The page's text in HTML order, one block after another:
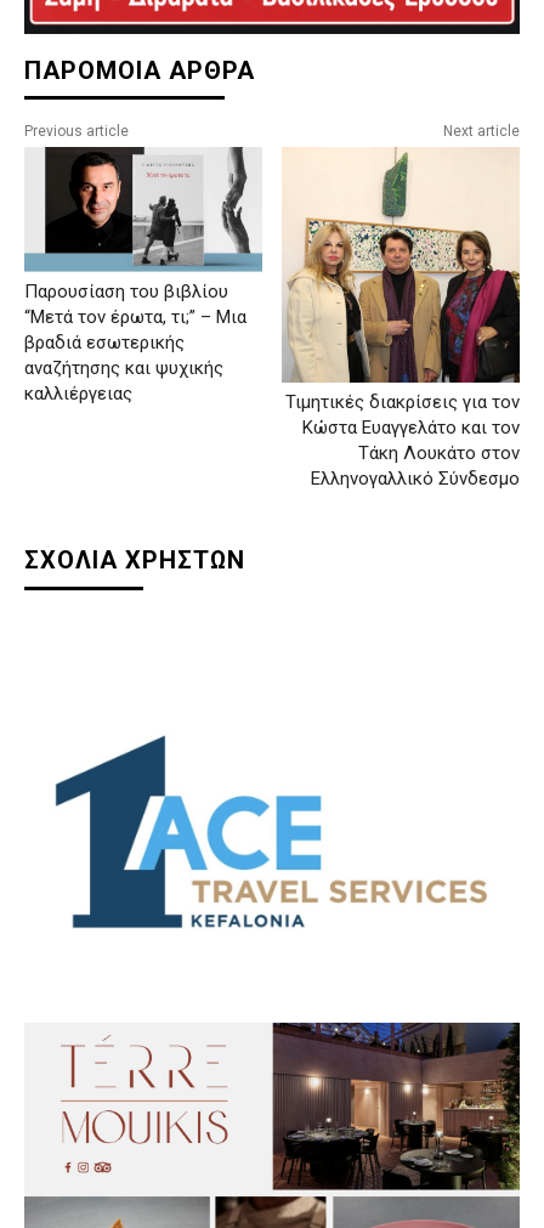
ΠΑΡΟΜΟΙΑ ΑΡΘΡΑ
Previous article
Παρουσίαση του βιβλίου
“Μετά τον έρωτα, τι;” – Μια
βραδιά εσωτερικής
αναζήτησης και ψυχικής
καλλιέργειας
Next article
Τιμητικές διακρίσεις για τον
Κώστα Ευαγγελάτο και τον
Τάκη Λουκάτο στον
Ελληνογαλλικό Σύνδεσμο
ΣΧΟΛΙΑ ΧΡΗΣΤΩΝ